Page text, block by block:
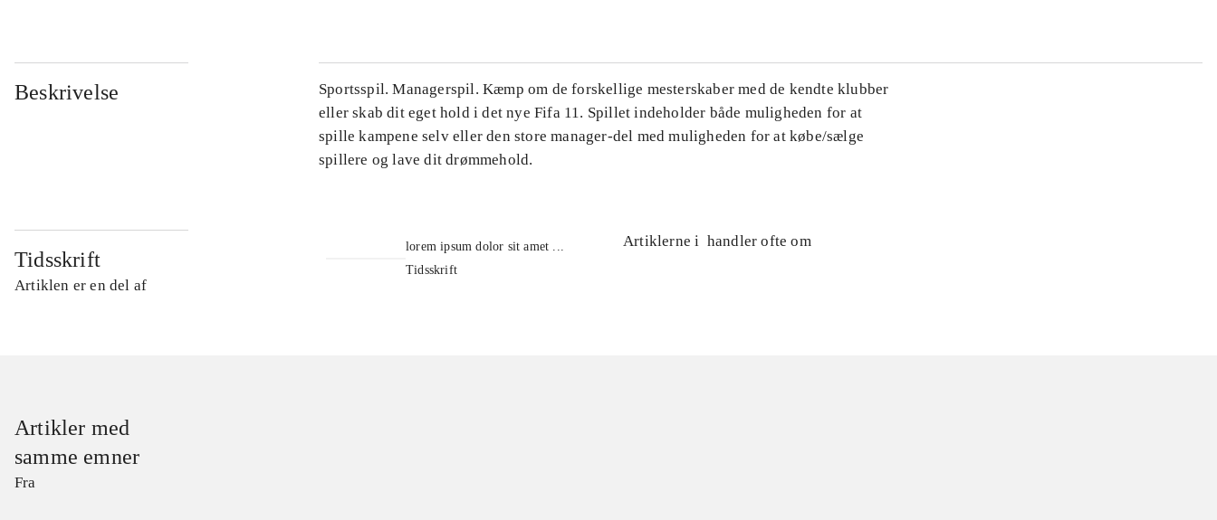
Beskrivelse
Sportsspil. Managerspil. Kæmp om de forskellige mesterskaber med de kendte klubber
eller skab dit eget hold i det nye Fifa 11. Spillet indeholder både muligheden for at
spille kampene selv eller den store manager-del med muligheden for at købe/sælge
spillere og lave dit drømmehold.
Tidsskrift
Artiklen er en del af
lorem ipsum dolor sit amet ...
Tidsskrift
Artiklerne i handler ofte om
Artikler med
samme emner
Fra